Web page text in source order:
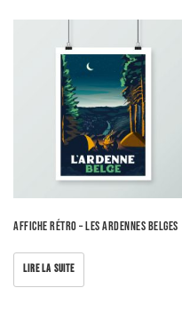
Affiche rétro – Les Ardennes belges
LIRE LA SUITE